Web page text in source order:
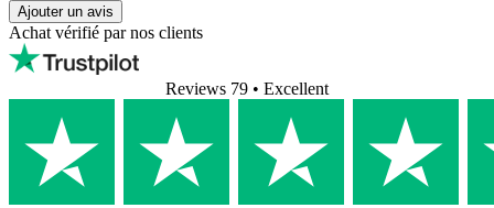
Ajouter un avis
Achat vérifié par nos clients
Reviews 79 • Excellent